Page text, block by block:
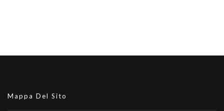
Mappa Del Sito